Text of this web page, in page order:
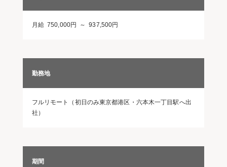
月給 750,000円 ～ 937,500円
勤務地
フルリモート（初日のみ東京都港区・六本木一丁目駅へ出
社）
期間